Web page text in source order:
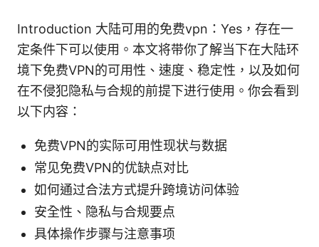
Introduction 大陆可用的免费vpn：Yes，存在一
定条件下可以使用。本文将带你了解当下在大陆环
境下免费VPN的可用性、速度、稳定性，以及如何
在不侵犯隐私与合规的前提下进行使用。你会看到
以下内容：
免费VPN的实际可用性现状与数据
常见免费VPN的优缺点对比
如何通过合法方式提升跨境访问体验
安全性、隐私与合规要点
具体操作步骤与注意事项